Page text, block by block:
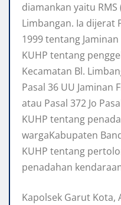
diamankan yaitu RMS
Limbangan. Ia dijerat
1999 tentang
KUHP tentang
Kecamatan Bl.
Pasal 36 UU Jaminan
atau Pasal 372 Jo
KUHP tentang
wargaKabupaten
KUHP tentang
penadahan
Kapolsek Garut Kota,